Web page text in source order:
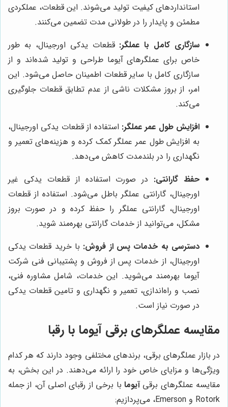
استانداردهای کیفیت تولید می‌شوند. این قطعات، عملکردی
مطمئن و پایدار را در طولانی مدت تضمین می‌کنند.
سازگاری کامل با عملگر: قطعات یدکی اورجینال، به طور
خاص برای عملگرهای آیوما طراحی و تولید شده‌اند و از
سازگاری کامل با سایر قطعات اطمینان حاصل می‌شود. این
امر، از بروز مشکلات ناشی از عدم تطابق قطعات جلوگیری
می‌کند.
افزایش طول عمر عملگر: استفاده از قطعات یدکی اورجینال،
به افزایش طول عمر عملگر کمک کرده و هزینه‌های تعمیر و
نگهداری را در بلندمدت کاهش می‌دهد.
حفظ گارانتی: در صورت استفاده از قطعات یدکی غیر
اورجینال، گارانتی عملگر باطل می‌شود. استفاده از قطعات
اورجینال، گارانتی عملگر را حفظ کرده و در صورت بروز
مشکل، می‌توانید از خدمات گارانتی بهره‌مند شوید.
دسترسی به خدمات پس از فروش: با خرید قطعات یدکی
اورجینال، از خدمات پس از فروش و پشتیبانی فنی شرکت
آیوما بهره‌مند می‌شوید. این خدمات، شامل مشاوره فنی،
نصب و راه‌اندازی، تعمیر و نگهداری و تامین قطعات یدکی
در صورت نیاز است.
مقایسه عملگرهای برقی آیوما با رقبا
در بازار عملگرهای برقی، برندهای مختلفی وجود دارند که هر کدام
ویژگی‌ها و مزایای خاص خود را ارائه می‌دهند. در این بخش، به
مقایسه عملگرهای برقیآیوما با برخی از رقبای اصلی آن، از جمله
Rotork و Emerson، می‌پردازیم: